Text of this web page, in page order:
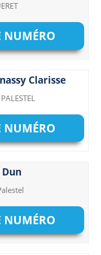
NUMÉRO
Clarisse
NUMÉRO
NUMÉRO